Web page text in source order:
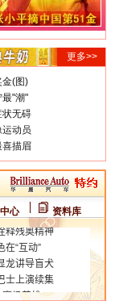
更多>>
金(图)
最"潮"
状无碍
动员
喜描眉
心 资料库